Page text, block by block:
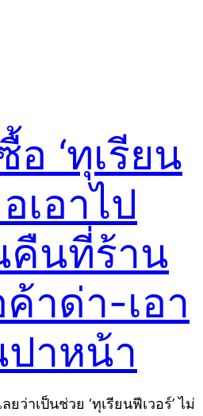
‘ทุเรียน
เอาไป
คืนที่ร้าน
าด่า-เอา
ปาหน้า
ว่าเป็นช่วย ‘ทุเรียนฟีเวอร์’ ไม่